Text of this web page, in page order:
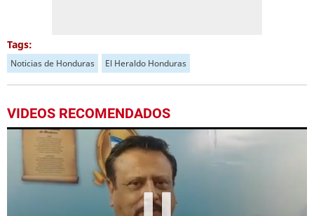
Tags:
Noticias de Honduras El Heraldo Honduras
VIDEOS RECOMENDADOS